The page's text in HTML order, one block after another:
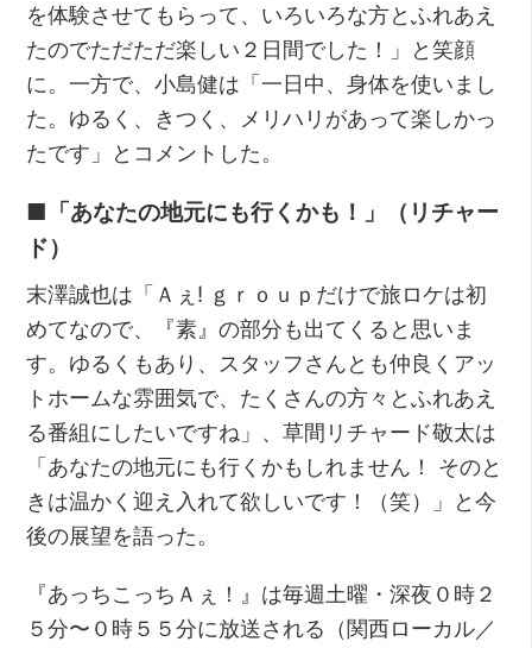
を体験させてもらって、いろいろな方とふれあえ
たのでただただ楽しい２日間でした！」と笑顔
に。一方で、小島健は「一日中、身体を使いまし
た。ゆるく、きつく、メリハリがあって楽しかっ
たです」とコメントした。
■「あなたの地元にも行くかも！」（リチャー
ド）
末澤誠也は「Ａぇ! ｇｒｏｕｐだけで旅ロケは初
めてなので、『素』の部分も出てくると思いま
す。ゆるくもあり、スタッフさんとも仲良くアッ
トホームな雰囲気で、たくさんの方々とふれあえ
る番組にしたいですね」、草間リチャード敬太は
「あなたの地元にも行くかもしれません！ そのと
きは温かく迎え入れて欲しいです！（笑）」と今
後の展望を語った。
『あっちこっちＡぇ！』は毎週土曜・深夜０時２
５分〜０時５５分に放送される（関西ローカル／